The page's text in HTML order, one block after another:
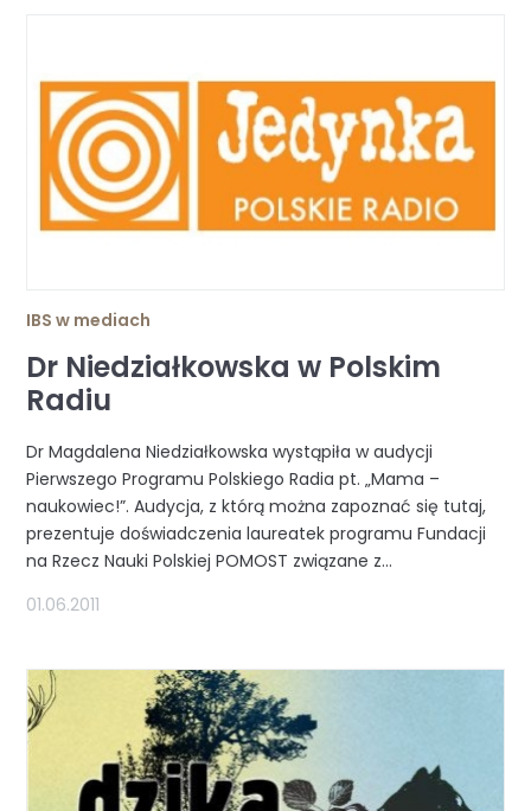
IBS w mediach
Dr Niedziałkowska w Polskim
Radiu
Dr Magdalena Niedziałkowska wystąpiła w audycji
Pierwszego Programu Polskiego Radia pt. „Mama –
naukowiec!”. Audycja, z którą można zapoznać się tutaj,
prezentuje doświadczenia laureatek programu Fundacji
na Rzecz Nauki Polskiej POMOST związane z...
01.06.2011